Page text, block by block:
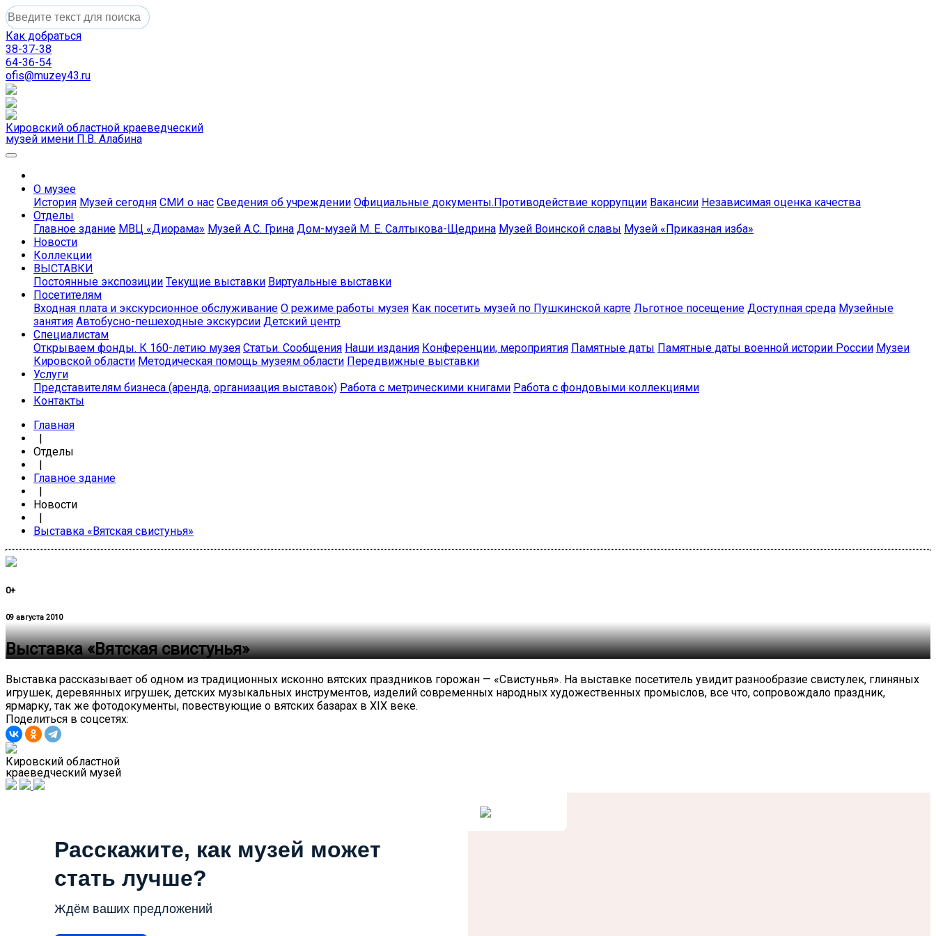
Как добраться
38-37-38
64-36-54
ofis@muzey43.ru
Кировский областной краеведческий
музей имени П.В. Алабина
О музее
История Музей сегодня СМИ о нас Сведения об учреждении Официальные документы.Противодействие коррупции Вакансии Независимая оценка качества
Отделы
Главное здание МВЦ «Диорама» Музей А.С. Грина Дом-музей М. Е. Салтыкова-Щедрина Музей Воинской славы Музей «Приказная изба»
Новости
Коллекции
ВЫСТАВКИ
Постоянные экспозиции Текущие выставки Виртуальные выставки
Посетителям
Входная плата и экскурсионное обслуживание О режиме работы музея Как посетить музей по Пушкинской карте Льготное посещение Доступная среда Музейные
занятия Автобусно-пешеходные экскурсии Детский центр
Специалистам
Открываем фонды. К 160-летию музея Статьи. Сообщения Наши издания Конференции, мероприятия Памятные даты Памятные даты военной истории России Музеи
Кировской области Методическая помощь музеям области Передвижные выставки
Услуги
Представителям бизнеса (аренда, организация выставок) Работа с метрическими книгами Работа с фондовыми коллекциями
Контакты
Главная
|
Отделы
|
Главное здание
|
Новости
|
Выставка «Вятская свистунья»
0+
09 августа 2010
Выставка «Вятская свистунья»
Выставка рассказывает об одном из традиционных исконно вятских праздников горожан — «Свистунья». На выставке посетитель увидит разнообразие свистулек, глиняных
игрушек, деревянных игрушек, детских музыкальных инструментов, изделий современных народных художественных промыслов, все что, сопровождало праздник,
ярмарку, так же фотодокументы, повествующие о вятских базарах в XIX веке.
Поделиться в соцсетях:
Кировский областной
краеведческий музей
Расскажите, как музей может
стать лучше?
Ждём ваших предложений